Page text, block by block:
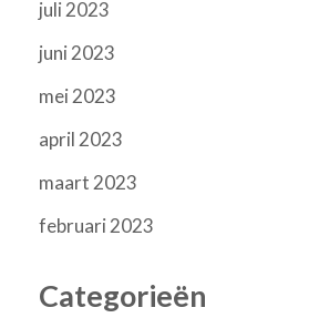
juli 2023
juni 2023
mei 2023
april 2023
maart 2023
februari 2023
Categorieën